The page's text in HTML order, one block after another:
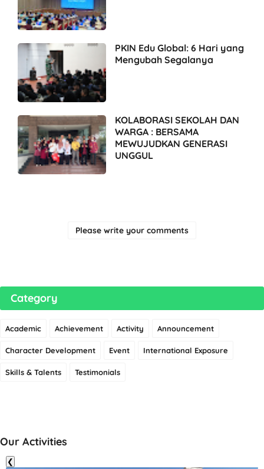
PKIN Edu Global: 6 Hari yang
Mengubah Segalanya
KOLABORASI SEKOLAH DAN
WARGA : BERSAMA
MEWUJUDKAN GENERASI
UNGGUL
Please write your comments
Category
Academic Achievement Activity Announcement
Character Development Event International Exposure
Skills & Talents Testimonials
Our Activities
❮